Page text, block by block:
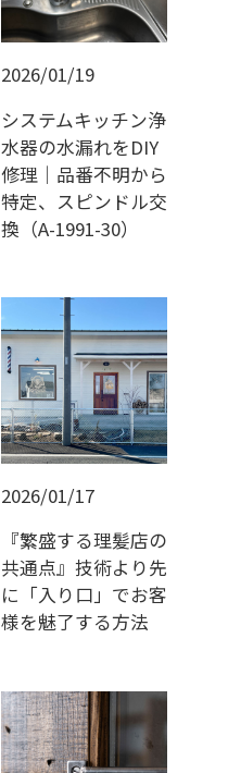
2026/01/19
システムキッチン浄
水器の水漏れをDIY
修理｜品番不明から
特定、スピンドル交
換（A-1991-30）
2026/01/17
『繁盛する理髪店の
共通点』技術より先
に「入り口」でお客
様を魅了する方法